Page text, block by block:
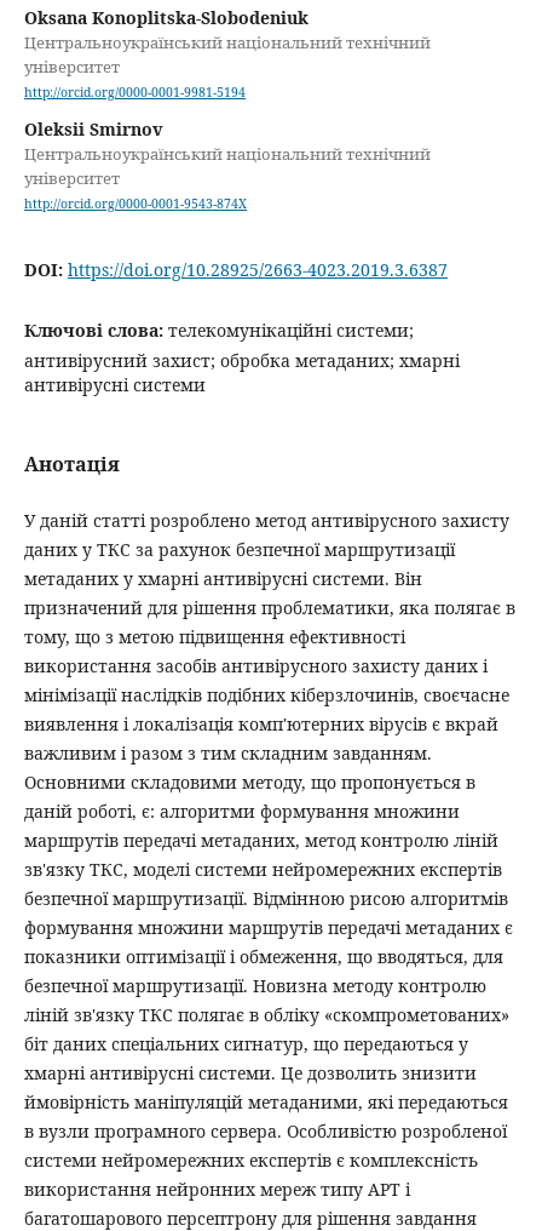
Oksana Konoplitska-Slobodeniuk
Центральноукраїнський національний технічний
університет
http://orcid.org/0000-0001-9981-5194
Oleksii Smirnov
Центральноукраїнський національний технічний
університет
http://orcid.org/0000-0001-9543-874X
DOI: https://doi.org/10.28925/2663-4023.2019.3.6387
Ключові слова: телекомунікаційні системи;
антивірусний захист; обробка метаданих; хмарні
антивірусні системи
Анотація
У даній статті розроблено метод антивірусного захисту
даних у ТКС за рахунок безпечної маршрутизації
метаданих у хмарні антивірусні системи. Він
призначений для рішення проблематики, яка полягає в
тому, що з метою підвищення ефективності
використання засобів антивірусного захисту даних і
мінімізації наслідків подібних кіберзлочинів, своєчасне
виявлення і локалізація комп'ютерних вірусів є вкрай
важливим і разом з тим складним завданням.
Основними складовими методу, що пропонується в
даній роботі, є: алгоритми формування множини
маршрутів передачі метаданих, метод контролю ліній
зв'язку ТКС, моделі системи нейромережних експертів
безпечної маршрутизації. Відмінною рисою алгоритмів
формування множини маршрутів передачі метаданих є
показники оптимізації і обмеження, що вводяться, для
безпечної маршрутизації. Новизна методу контролю
ліній зв'язку ТКС полягає в обліку «скомпрометованих»
біт даних спеціальних сигнатур, що передаються у
хмарні антивірусні системи. Це дозволить знизити
ймовірність маніпуляцій метаданими, які передаються
в вузли програмного сервера. Особливістю розробленої
системи нейромережних експертів є комплексність
використання нейронних мереж типу АРТ і
багатошарового персептрону для рішення завдання